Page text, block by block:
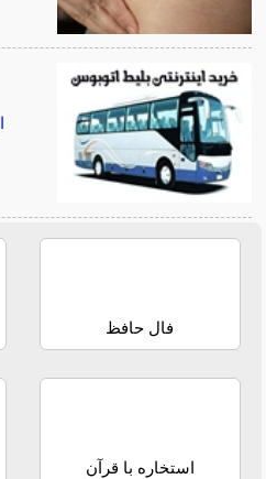
فال حافظ
استخاره با قرآن